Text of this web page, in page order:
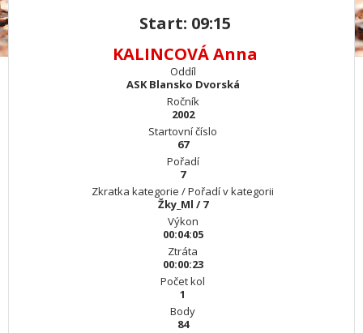
Start: 09:15
KALINCOVÁ Anna
Oddíl
ASK Blansko Dvorská
Ročník
2002
Startovní číslo
67
Pořadí
7
Zkratka kategorie / Pořadí v kategorii
Žky_Ml / 7
Výkon
00:04:05
Ztráta
00:00:23
Počet kol
1
Body
84